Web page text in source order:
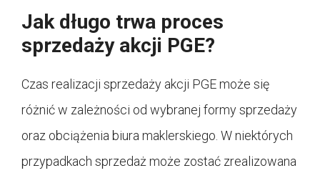
Jak długo trwa proces
sprzedaży akcji PGE?
Czas realizacji sprzedaży akcji PGE może się
różnić w zależności od wybranej formy sprzedaży
oraz obciążenia biura maklerskiego. W niektórych
przypadkach sprzedaż może zostać zrealizowana